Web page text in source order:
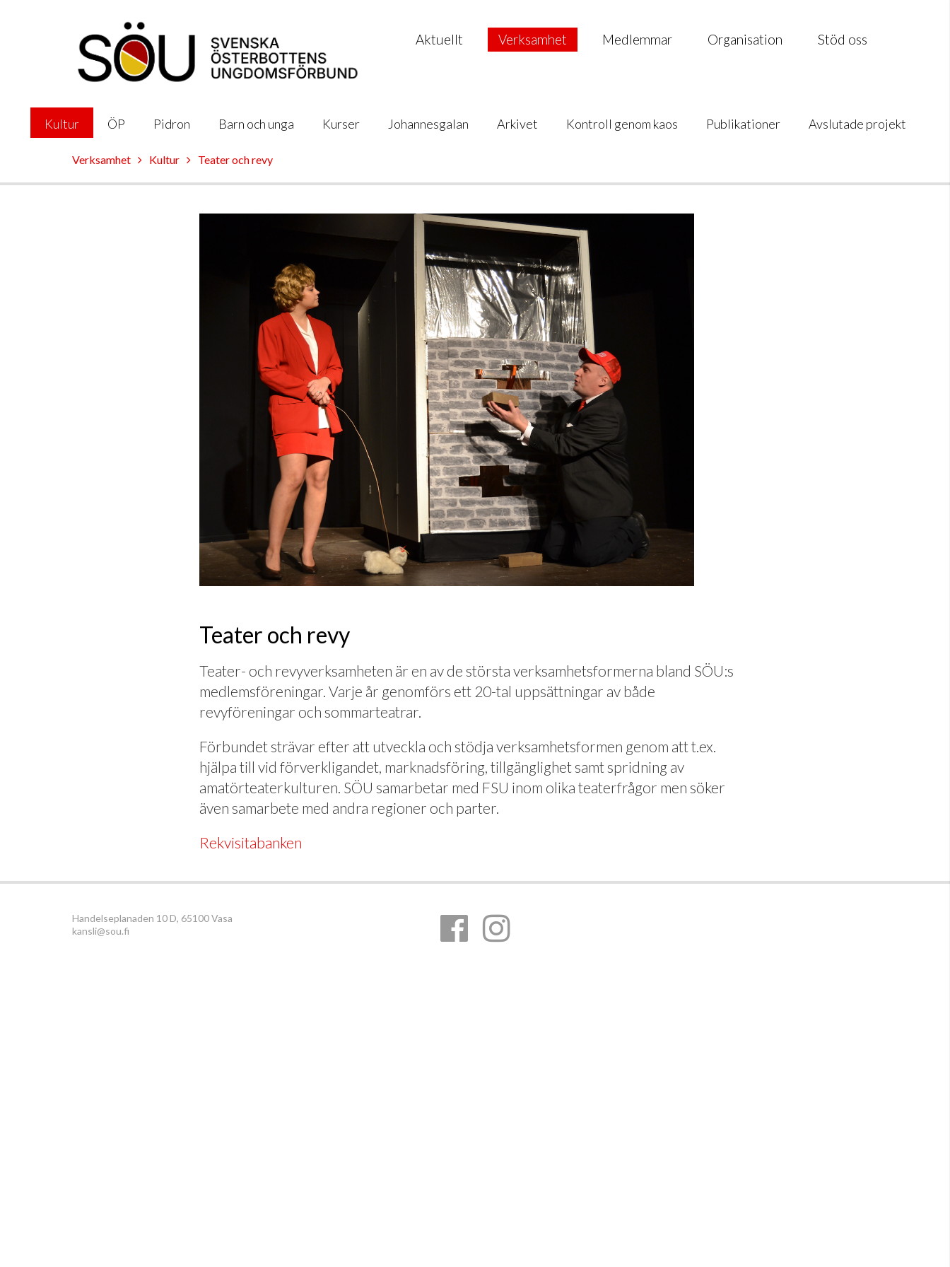
Aktuellt Verksamhet Medlemmar Organisation Stöd oss
Kultur ÖP Pidron Barn och unga Kurser Johannesgalan Arkivet Kontroll genom kaos Publikationer Avslutade projekt
Verksamhet Kultur Teater och revy
Teater och revy
Teater- och revyverksamheten är en av de största verksamhetsformerna bland SÖU:s
medlemsföreningar. Varje år genomförs ett 20-tal uppsättningar av både
revyföreningar och sommarteatrar.
Förbundet strävar efter att utveckla och stödja verksamhetsformen genom att t.ex.
hjälpa till vid förverkligandet, marknadsföring, tillgänglighet samt spridning av
amatörteaterkulturen. SÖU samarbetar med FSU inom olika teaterfrågor men söker
även samarbete med andra regioner och parter.
Rekvisitabanken
Handelseplanaden 10 D, 65100 Vasa
kansli@sou.fi